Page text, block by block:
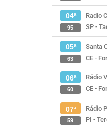
04ª
Radio
SP -
95
05ª
Santa
CE -
63
06ª
Rádio
CE -
60
07ª
Rádio
PI -
59